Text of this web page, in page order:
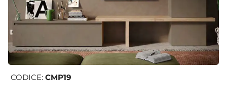
CODICE: CMP19